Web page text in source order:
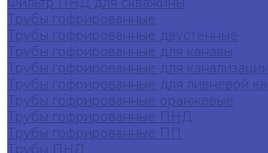
Трубы гофрированные
Трубы гофрированные двустенные
Трубы гофрированные для канавы
Трубы гофрированные для канализации
Трубы гофрированные для ливневой
Трубы гофрированные оранжевые
Трубы гофрированные ПНД
Трубы гофрированные ПП
Трубы ПНД